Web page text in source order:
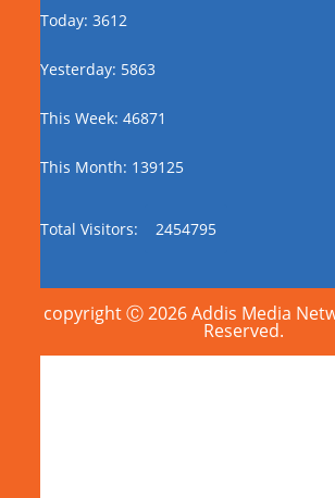
Today: 3612
Yesterday: 5863
This Week: 46871
This Month: 139125
Total Visitors: 2454795
copyright Ⓒ 2026 Addis Media
Reserved.